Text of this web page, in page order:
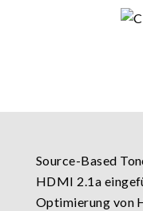
Source-Based
HDMI 2.1a
Optimierung von